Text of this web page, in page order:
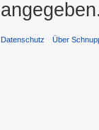
angegeben.
Datenschutz Über